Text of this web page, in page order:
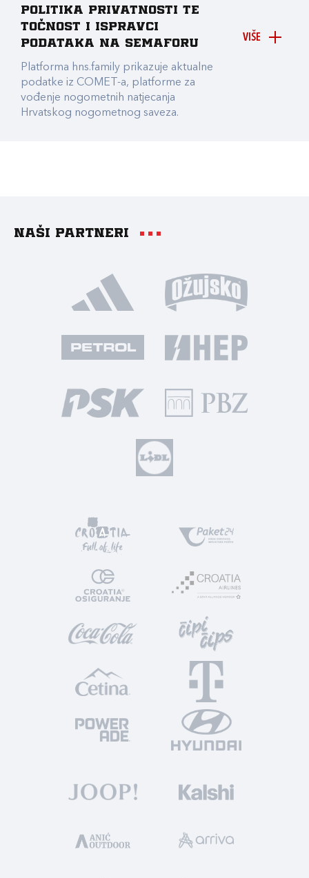
VIŠE
Politika privatnosti te
točnost i ispravci
podataka na Semaforu
Platforma hns.family prikazuje aktualne
podatke iz COMET-a, platforme za
vođenje nogometnih natjecanja
Hrvatskog nogometnog saveza.
Naši partneri